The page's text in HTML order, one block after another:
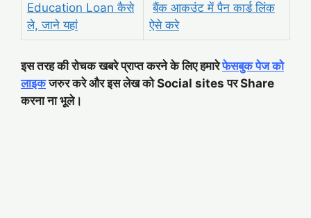
Education Loan कैसे
ले, जाने यहां
बैंक आकउंट में पैन कार्ड लिंक
ऐसे करे
इस तरह की रोचक खबरे प्राप्त करने के लिए हमारेफेसबुक पेज को
लाइकजरुर करे और इस लेख को Social sites पर Share
करना ना भूले।